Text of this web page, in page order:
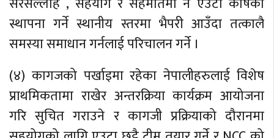
स्थापना गर्ने स्थानीय स्तरमा भैपरी आउँदा तत्कालै
समस्या समाधान गर्नलाई परिचालन गर्ने ।
(४) कागजको पर्खाइमा रहेका नेपालीहरुलाई विशेष
प्राथमिकतामा राखेर अन्तरक्रिया कार्यक्रम आयोजना
गरि सुचित गराउने र कागजी प्रक्रियाको दौरानमा